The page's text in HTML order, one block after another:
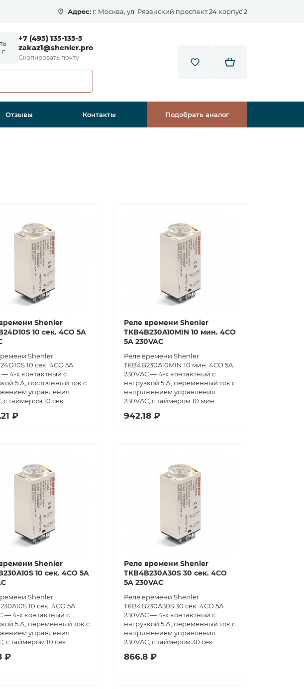
Адрес: г. Москва, ул. Рязанский проспект 24 корпус 2
г
+7 (495) 135-135-5
zakaz1@shenler.pro
Скопировать почту
Отзывы Контакты Подобрать аналог
Shenler
10 сек. 4CO 5A
Shenler
10 сек. 4CO 5A
— 4-х контактный с
5 А, постоянный ток с
управления
с таймером 10 сек.
₽
Реле времени Shenler
TKB4B230A10MIN 10 мин. 4CO
5A 230VAC
Реле времени Shenler
TKB4B230A10MIN 10 мин. 4CO 5A
230VAC — 4-х контактный с
нагрузкой 5 А, переменный ток с
напряжением управления
230VAC, с таймером 10 мин.
942.18 ₽
Shenler
10 сек. 4CO 5A
Shenler
10 сек. 4CO 5A
— 4-х контактный с
5 А, переменный ток с
управления
с таймером 10 сек.
₽
Реле времени Shenler
TKB4B230A30S 30 сек. 4CO
5A 230VAC
Реле времени Shenler
TKB4B230A30S 30 сек. 4CO 5A
230VAC — 4-х контактный с
нагрузкой 5 А, переменный ток с
напряжением управления
230VAC, с таймером 30 сек.
866.8 ₽